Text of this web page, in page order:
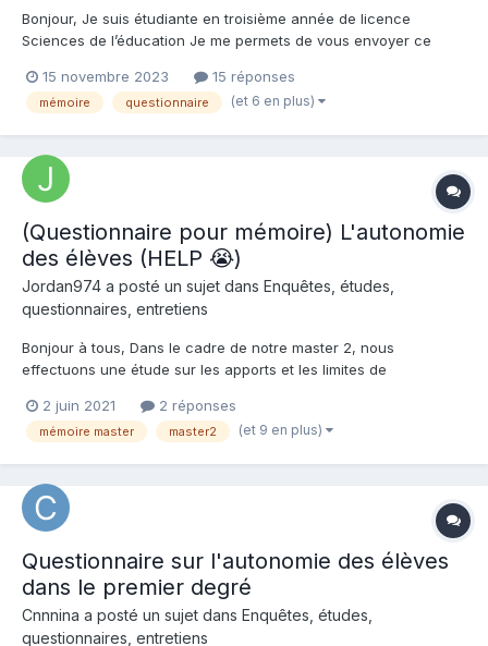
Bonjour, Je suis étudiante en troisième année de licence
Sciences de l’éducation Je me permets de vous envoyer ce
le cadre de mon mémoire de recherche sur la thématique
suivante : « Le développement de l’autonomie à l'école primaire
15 novembre 2023 15 réponses
mémoire questionnaire (et 6 en plus)
(Questionnaire pour mémoire) L'autonomie
des élèves (HELP 😭)
Jordan974 a posté un sujet dans Enquêtes, études,
questionnaires, entretiens
Bonjour à tous, Dans le cadre de notre master 2, nous
effectuons une étude sur les apports et les limites de
enseignants du 1er degré, c'est à dire de la classe de petite
section à celle de CM2. Si vous êtes professeur(e) des écoles,
2 juin 2021 2 réponses
mémoire master master2 (et 9 en plus)
Questionnaire sur l'autonomie des élèves
dans le premier degré
Cnnnina a posté un sujet dans Enquêtes, études,
questionnaires, entretiens